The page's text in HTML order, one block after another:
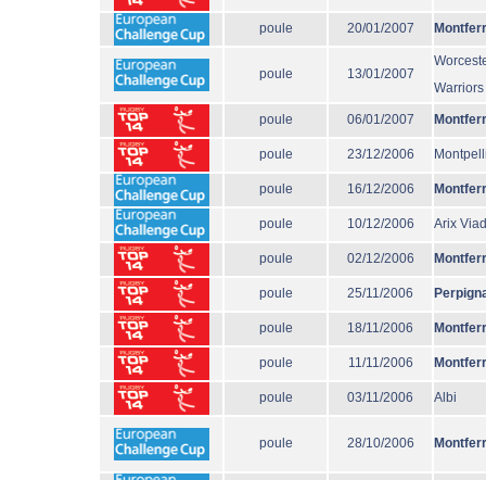
poule 20/01/2007
poule 13/01/2007
Warriors
poule 06/01/2007
poule 23/12/2006
poule 16/12/2006
poule 10/12/2006 Arix
poule 02/12/2006
poule 25/11/2006
poule 18/11/2006
poule 11/11/2006
poule 03/11/2006 Albi
poule 28/10/2006